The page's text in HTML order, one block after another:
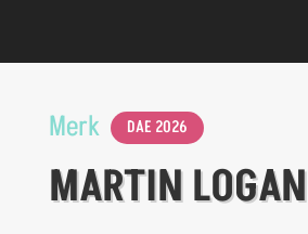
Merk DAE 2026
MARTIN LOGAN